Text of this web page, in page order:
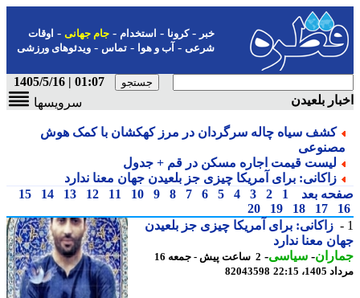
-کرونا-استخدام- جام جهانی-اوقات
شرعی-آب و هوا-تماس-ویدئوهای ورزشی
01:07 | 1405/5/16
بلعیدن
سرویسها
کشف سیاه چاله سرگردان در مرز کهکشان با کمک هوش
لیست قیمت اجاره مسکن در قم + جدول
زاکانی: برای آمریکا چیزی جز بلعیدن جهان معنا ندارد
بعد
1
2
3
4
5
6
7
8
9
10
11
12
13
14
15
17
18
19
20
زاکانی: برای آمریکا چیزی جز بلعیدن
معنا ندارد
- سیاسی-
2 ساعت پیش - جمعه 16
22:15
82043598